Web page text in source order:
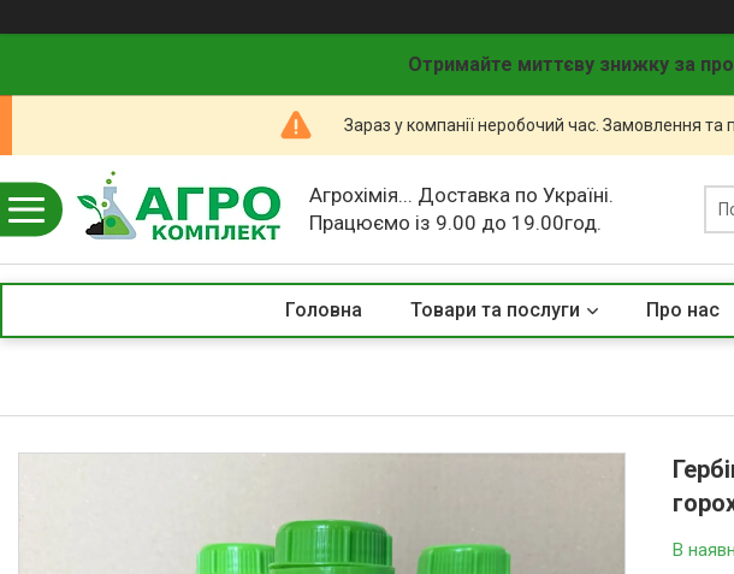
Отримайте миттєву знижку за
Зараз у компанії неробочий час. Замовлення та
Агрохімія... Доставка по Україні.
Працюємо із 9.00 до 19.00год.
Головна Товари та послуги Про нас
В